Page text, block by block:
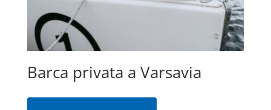
Barca privata a Varsavia